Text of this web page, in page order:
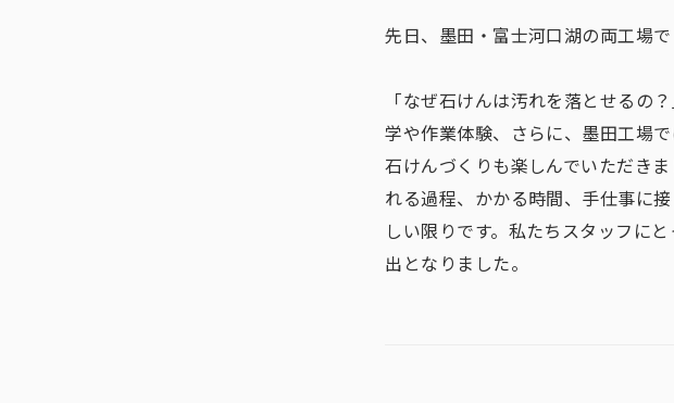
先日、墨田・富士河口湖の両工場
「なぜ石けんは汚れを落とせるの
学や作業体験、さらに、墨田工場
石けんづくりも楽しんでいただき
れる過程、かかる時間、手仕事に
しい限りです。私たちスタッフに
出となりました。